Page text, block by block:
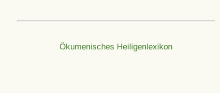
Ökumenisches Heiligenlexikon